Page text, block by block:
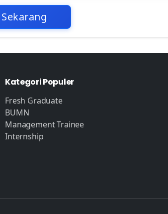
Kategori Populer
Fresh Graduate
BUMN
Management Trainee
Internship